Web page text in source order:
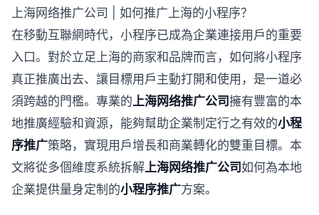
上海网络推广公司 | 如何推广上海的小程序？
在移動互聯網時代，小程序已成為企業連接用戶的重要
入口。對於立足上海的商家和品牌而言，如何將小程序
真正推廣出去、讓目標用戶主動打開和使用，是一道必
須跨越的門檻。專業的上海网络推广公司擁有豐富的本
地推廣經驗和資源，能夠幫助企業制定行之有效的小程
序推广策略，實現用戶增長和商業轉化的雙重目標。本
文將從多個維度系統拆解上海网络推广公司如何為本地
企業提供量身定制的小程序推广方案。